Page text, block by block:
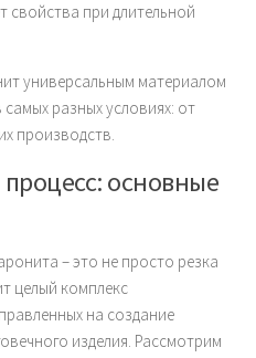
свойства при длительной
универсальным материалом
разных условиях: от
производств.
основные
– это не просто резка
целый комплекс
на создание
изделия. Рассмотрим